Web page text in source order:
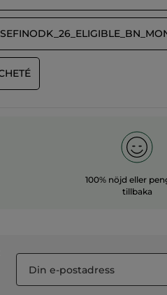
100% nöjd eller
tillbaka